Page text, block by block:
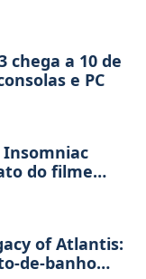
chega a 10 de
e PC
Insomniac
do filme
of Atlantis:
de-banho